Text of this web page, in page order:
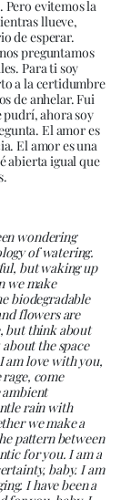
Pero evitemos la
llueve,
de esperar.
preguntamos
Para ti soy
a la certidumbre
de anhelar. Fui
pudrí, ahora soy
El amor es
El amor es una
abierta igual que
wondering
of watering.
but waking up
we make
biodegradable
flowers are
but think about
the space
am love with you,
come
rain with
we make a
pattern between
for you. I am a
baby. I am
I have been a